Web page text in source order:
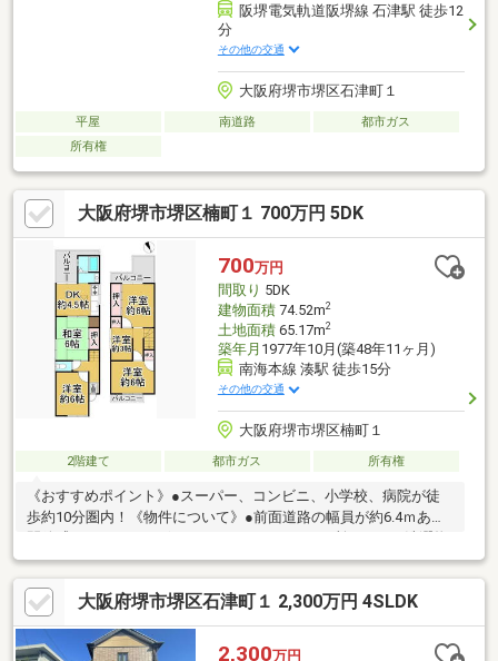
阪堺電気軌道阪堺線 石津駅 徒歩12
分
その他の交通
大阪府堺市堺区石津町１
平屋 南道路
都市ガス
所有権
大阪府堺市堺区楠町１ 700万円 5DK
700万円
間取り 5DK
建物面積74.52m2
土地面積65.17m2
築年月 1977年10月(築48年11ヶ月)
南海本線 湊駅 徒歩15分
その他の交通
大阪府堺市堺区楠町１
2階建て 都市ガス 所有権
《おすすめポイント》●スーパー、コンビニ、小学校、病院が徒
歩約10分圏内！《物件について》●前面道路の幅員が約6.4ｍあり
がたくさん干せます！《周辺について》●新湊小学校 徒歩約4分
●大浜中学校 徒歩約22分●近商ストア東湊店 自転車で約1分●ロ
ーソン堺昭和通4丁店 自転車で約2分【お客様へ】当社では諸事
情によりインターネットに掲載されていない物件も多数取り扱っ
ておりますお気軽にお問い合わせくださいませローンのご相談、
大阪府堺市堺区石津町１ 2,300万円 4SLDK
2,300万円